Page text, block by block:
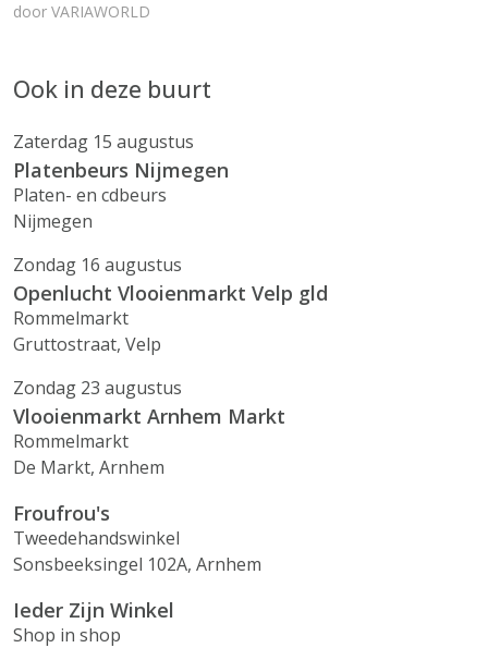
door VARIAWORLD
Ook in deze buurt
Zaterdag 15 augustus
Platenbeurs Nijmegen
Platen- en cdbeurs
Nijmegen
Zondag 16 augustus
Openlucht Vlooienmarkt Velp gld
Rommelmarkt
Gruttostraat, Velp
Zondag 23 augustus
Vlooienmarkt Arnhem Markt
Rommelmarkt
De Markt, Arnhem
Froufrou's
Tweedehandswinkel
Sonsbeeksingel 102A, Arnhem
Ieder Zijn Winkel
Shop in shop